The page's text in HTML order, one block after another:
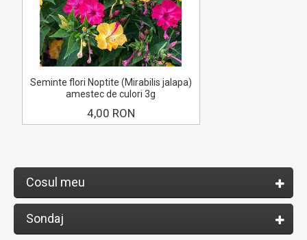
Seminte flori Noptite (Mirabilis jalapa)
amestec de culori 3g
4,00 RON
Cosul meu
Sondaj